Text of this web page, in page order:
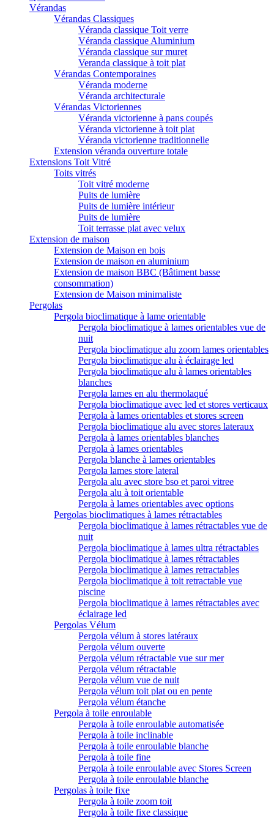
Vérandas
Vérandas Classiques
Véranda classique Toit verre
Véranda classique Aluminium
Véranda classique sur muret
Veranda classique à toit plat
Vérandas Contemporaines
Véranda moderne
Véranda architecturale
Vérandas Victoriennes
Véranda victorienne à pans coupés
Véranda victorienne à toit plat
Véranda victorienne traditionnelle
Extension véranda ouverture totale
Extensions Toit Vitré
Toits vitrés
Toit vitré moderne
Puits de lumière
Puits de lumière intérieur
Puits de lumière
Toit terrasse plat avec velux
Extension de maison
Extension de Maison en bois
Extension de maison en aluminium
Extension de maison BBC (Bâtiment basse
consommation)
Extension de Maison minimaliste
Pergolas
Pergola bioclimatique à lame orientable
Pergola bioclimatique à lames orientables vue de
nuit
Pergola bioclimatique alu zoom lames orientables
Pergola bioclimatique alu à éclairage led
Pergola bioclimatique alu à lames orientables
blanches
Pergola lames en alu thermolaqué
Pergola bioclimatique avec led et stores verticaux
Pergola à lames orientables et stores screen
Pergola bioclimatique alu avec stores lateraux
Pergola à lames orientables blanches
Pergola à lames orientables
Pergola blanche à lames orientables
Pergola lames store lateral
Pergola alu avec store bso et paroi vitree
Pergola alu à toit orientable
Pergola à lames orientables avec options
Pergolas bioclimatiques à lames rétractables
Pergola bioclimatique à lames rétractables vue de
nuit
Pergola bioclimatique à lames ultra rétractables
Pergola bioclimatique à lames rétractables
Pergola bioclimatique à lames retractables
Pergola bioclimatique à toit retractable vue
piscine
Pergola bioclimatique à lames rétractables avec
éclairage led
Pergolas Vélum
Pergola vélum à stores latéraux
Pergola vélum ouverte
Pergola vélum rétractable vue sur mer
Pergola vélum rétractable
Pergola vélum vue de nuit
Pergola vélum toit plat ou en pente
Pergola vélum étanche
Pergola à toile enroulable
Pergola à toile enroulable automatisée
Pergola à toile inclinable
Pergola à toile enroulable blanche
Pergola à toile fine
Pergola à toile enroulable avec Stores Screen
Pergola à toile enroulable blanche
Pergolas à toile fixe
Pergola à toile zoom toit
Pergola à toile fixe classique